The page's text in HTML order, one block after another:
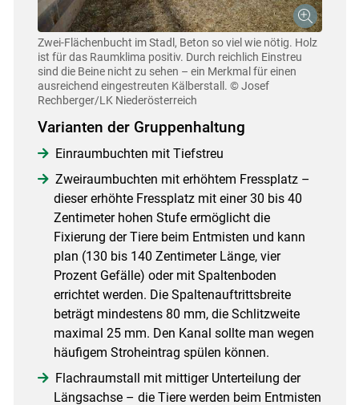
Skip to main content
Zwei-Flächenbucht im Stadl, Beton so viel wie nötig. Holz
ist für das Raumklima positiv. Durch reichlich Einstreu
sind die Beine nicht zu sehen – ein Merkmal für einen
ausreichend eingestreuten Kälberstall. © Josef
Rechberger/LK Niederösterreich
Varianten der Gruppenhaltung
Einraumbuchten mit Tiefstreu
Zweiraumbuchten mit erhöhtem Fressplatz –
dieser erhöhte Fressplatz mit einer 30 bis 40
Zentimeter hohen Stufe ermöglicht die
Fixierung der Tiere beim Entmisten und kann
plan (130 bis 140 Zentimeter Länge, vier
Prozent Gefälle) oder mit Spaltenboden
errichtet werden. Die Spaltenauftrittsbreite
beträgt mindestens 80 mm, die Schlitzweite
maximal 25 mm. Den Kanal sollte man wegen
häufigem Stroheintrag spülen können.
Flachraumstall mit mittiger Unterteilung der
Längsachse – die Tiere werden beim Entmisten